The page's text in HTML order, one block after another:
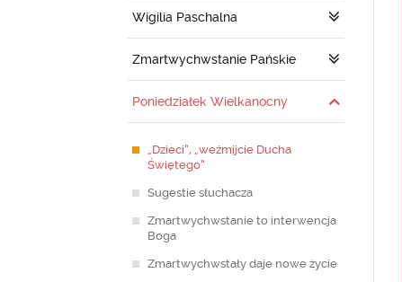
Wigilia Paschalna
Zmartwychwstanie Pańskie
Poniedziałek Wielkanocny
„Dzieci”, „weźmijcie Ducha
Świętego”
Sugestie słuchacza
Zmartwychwstanie to interwencja
Boga
Zmartwychwstały daje nowe życie